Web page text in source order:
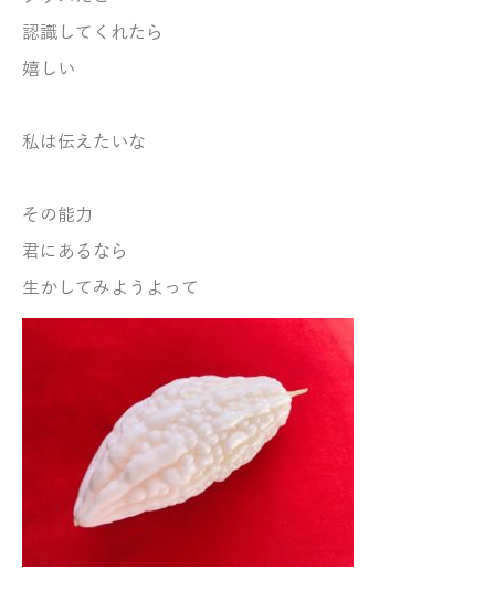
認識してくれたら
嬉しい
私は伝えたいな
その能力
君にあるなら
生かしてみようよ って